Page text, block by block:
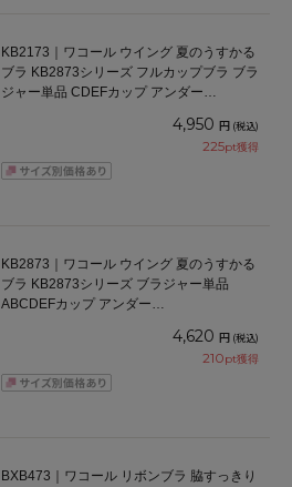
KB2173｜ワコール ウイング 夏のうすかる
ブラ KB2873シリーズ フルカップブラ ブラ
ジャー単品 CDEFカップ アンダー
4,950 円 (税込)
225pt獲得
KB2873｜ワコール ウイング 夏のうすかる
ブラ KB2873シリーズ ブラジャー単品
ABCDEFカップ アンダー
4,620 円 (税込)
210pt獲得
BXB473｜ワコール リボンブラ 脇すっきり